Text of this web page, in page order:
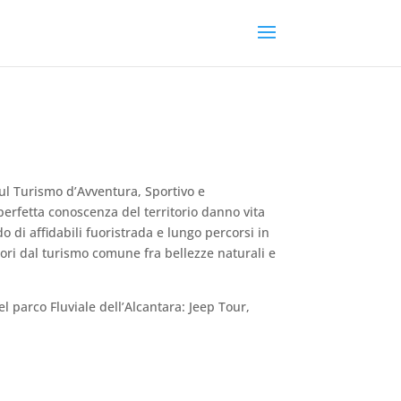
Turismo d’Avventura, Sportivo e
conoscenza del territorio danno vita
di affidabili fuoristrada e lungo percorsi in
dal turismo comune fra bellezze naturali e
parco Fluviale dell’Alcantara: Jeep Tour,